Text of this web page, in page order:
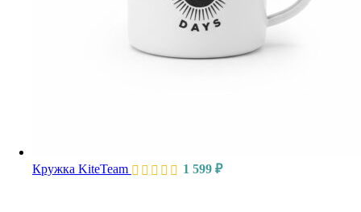
Кружка KiteTeam 1 599 ₽